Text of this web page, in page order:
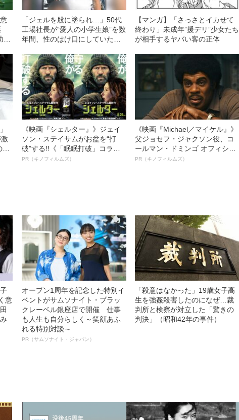
「ジェルを股に塗られ…」50代
工場社長が“愛人の小学生娘”を数
年間、性のはけ口にしていた卑
性交》
【マンガ】「さっさとイカせて
終わり」未成年”援デリ”少女たち
が相手するヤバい客の正体
《映画『シェルター』》ジェイ
ソン・ステイサムがお盆を“打
破”する!!《「眠眠打破」コラ
ボ》
PR（キノフィルムズ）
《映画『Michael／マイケル』》
父ジョセフ・ジャクソン役、コ
ールマン・ドミンゴ オフィシャ
ルインタビュー“観客を魅了した
PR（キノフィルムズ）
意
オープン1周年を記念した特別イ
ベントがサムソナイト・ブラッ
クレーベル銀座店で開催 仕事
も人生も自分らしく～笑顔あふ
れる特別対談～
PR（サムソナイト・ジャパン）
「殺意はなかった」19歳女子高
生を強姦殺害したのになぜ…裁
判所と検察が対立した「驚きの
判決」（昭和42年の事件）